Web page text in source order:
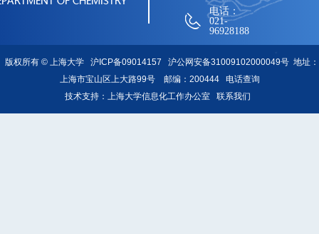
电话：
021-
96928188
版权所有 ©上海大学 沪ICP备09014157 沪公网安备31009102000049号地址：
上海市宝山区上大路99号 邮编：200444 电话查询
技术支持： 上海大学信息化工作办公室 联系我们